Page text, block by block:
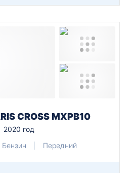
CROSS MXPB10
2020 год
Бензин Передний